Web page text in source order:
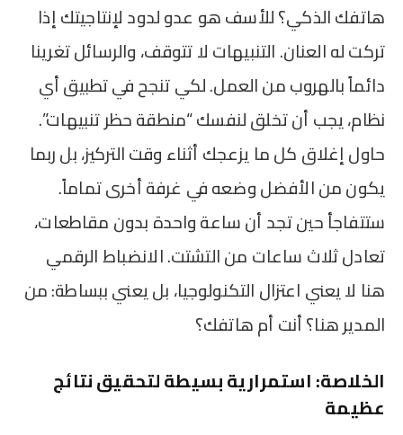
هاتفك الذكي؟ للأسف هو عدو لدود لإنتاجيتك إذا
تركت له العنان. التنبيهات لا تتوقف، والرسائل تغرينا
دائماً بالهروب من العمل. لكي تنجح في تطبيق أي
نظام، يجب أن تخلق لنفسك “منطقة حظر تنبيهات”.
حاول إغلاق كل ما يزعجك أثناء وقت التركيز، بل ربما
يكون من الأفضل وضعه في غرفة أخرى تماماً.
ستتفاجأ حين تجد أن ساعة واحدة بدون مقاطعات،
تعادل ثلاث ساعات من التشتت. الانضباط الرقمي
هنا لا يعني اعتزال التكنولوجيا، بل يعني ببساطة: من
المدير هنا؟ أنت أم هاتفك؟
الخلاصة: استمرارية بسيطة لتحقيق نتائج
عظيمة